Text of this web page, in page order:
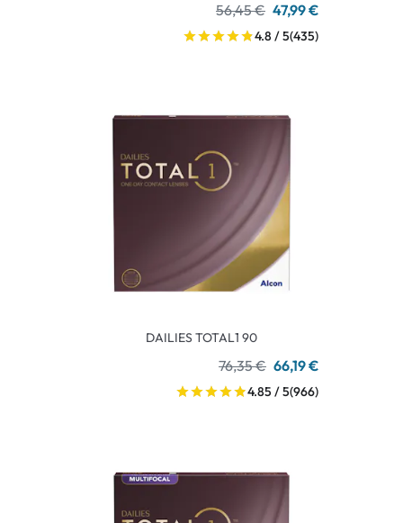
56,45 € 47,99 €
4.8 / 5(435)
DAILIES TOTAL1 90
76,35 € 66,19 €
4.85 / 5(966)